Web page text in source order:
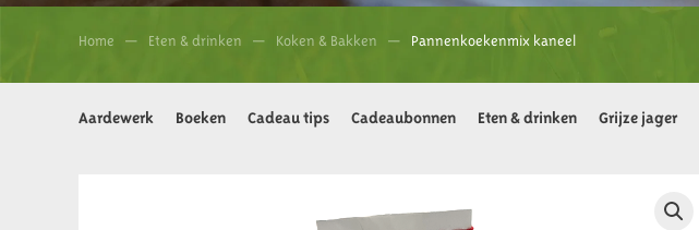
Home Eten & drinken Koken & Bakken Pannenkoekenmix kaneel
Aardewerk Boeken Cadeau tips Cadeaubonnen Eten & drinken Grijze jager